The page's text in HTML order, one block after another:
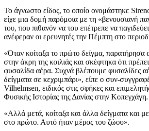
Το άγνωστο είδος, το οποίο ονομάστηκε
είχε μια δομή παρόμοια με τη «βενουσιανή
του, που πιθανόν να του επέτρεπε να
ανέφεραν οι ερευνητές την Πέμπτη στο
«Όταν κοίταξα το πρώτο δείγμα, παρατήρησα
στην άκρη της κοιλιάς και σκέφτηκα ότι
φυσαλίδα αέρα. Συχνά βλέπουμε φυσαλίδες
δείγματα σε κεχριμπάρι», είπε ο συν-
Vilhelmsen, ειδικός στις σφήκες και
Φυσικής Ιστορίας της Δανίας στην Κοπεγχάγη.
«Αλλά μετά, κοίταξα και άλλα δείγματα και
στο πρώτο. Αυτό ήταν μέρος του ζώου».